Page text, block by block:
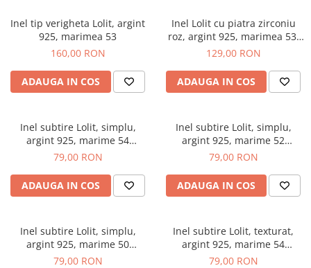
Inel tip verigheta Lolit, argint
925, marimea 53
160,00 RON
ADAUGA IN COS
Inel Lolit cu piatra zirconiu
roz, argint 925, marimea 53,
16.87mm
129,00 RON
ADAUGA IN COS
Inel subtire Lolit, simplu,
argint 925, marime 54
(17.19mm)
79,00 RON
ADAUGA IN COS
Inel subtire Lolit, simplu,
argint 925, marime 52
(16.56mm)
79,00 RON
ADAUGA IN COS
Inel subtire Lolit, simplu,
argint 925, marime 50
(15.92mm)
79,00 RON
Inel subtire Lolit, texturat,
argint 925, marime 54
(17.19mm)
79,00 RON